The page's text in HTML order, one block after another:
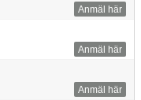
Anmäl här
Anmäl här
Anmäl här